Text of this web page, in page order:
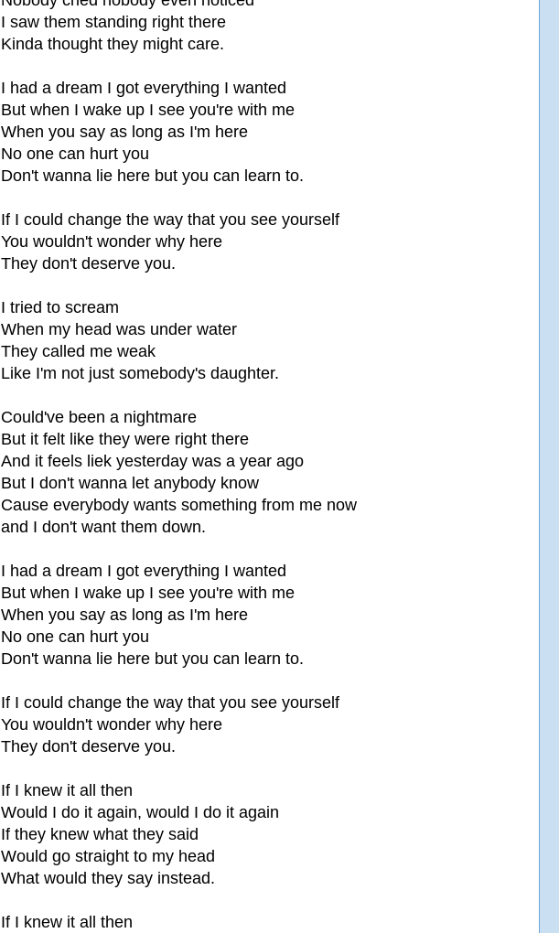
I saw them standing right there
Kinda thought they might care.
I had a dream I got everything I wanted
But when I wake up I see you're with me
When you say as long as I'm here
No one can hurt you
Don't wanna lie here but you can learn to.
If I could change the way that you see yourself
You wouldn't wonder why here
They don't deserve you.
I tried to scream
When my head was under water
They called me weak
Like I'm not just somebody's daughter.
Could've been a nightmare
But it felt like they were right there
And it feels liek yesterday was a year ago
But I don't wanna let anybody know
Cause everybody wants something from me now
and I don't want them down.
I had a dream I got everything I wanted
But when I wake up I see you're with me
When you say as long as I'm here
No one can hurt you
Don't wanna lie here but you can learn to.
If I could change the way that you see yourself
You wouldn't wonder why here
They don't deserve you.
If I knew it all then
Would I do it again, would I do it again
If they knew what they said
Would go straight to my head
What would they say instead.
If I knew it all then